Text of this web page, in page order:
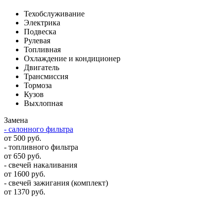
Техобслуживание
Электрика
Подвеска
Рулевая
Топливная
Охлаждение и кондиционер
Двигатель
Трансмиссия
Тормоза
Кузов
Выхлопная
Замена
- салонного фильтра
от 500 руб.
- топливного фильтра
от 650 руб.
- свечей накаливания
от 1600 руб.
- свечей зажигания (комплект)
от 1370 руб.